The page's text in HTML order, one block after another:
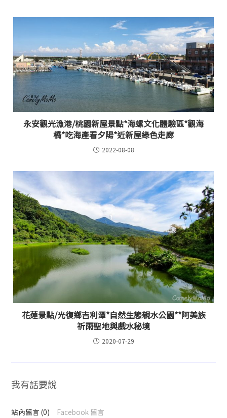
永安觀光漁港/桃園新屋景點*海螺文化體驗區*觀海
橋*吃海產看夕陽*近新屋綠色走廊
2022-08-08
花蓮景點/光復鄉吉利潭*自然生態親水公園**阿美族
祈雨聖地與戲水秘境
2020-07-29
我有話要說
站內留言 (0) Facebook 留言